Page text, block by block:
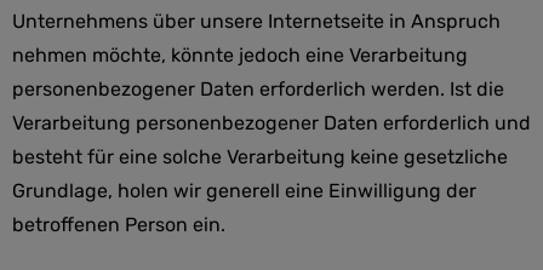
Unternehmens über unsere Internetseite in Anspruch
nehmen möchte, könnte jedoch eine Verarbeitung
personenbezogener Daten erforderlich werden. Ist die
Verarbeitung personenbezogener Daten erforderlich und
besteht für eine solche Verarbeitung keine gesetzliche
Grundlage, holen wir generell eine Einwilligung der
betroffenen Person ein.